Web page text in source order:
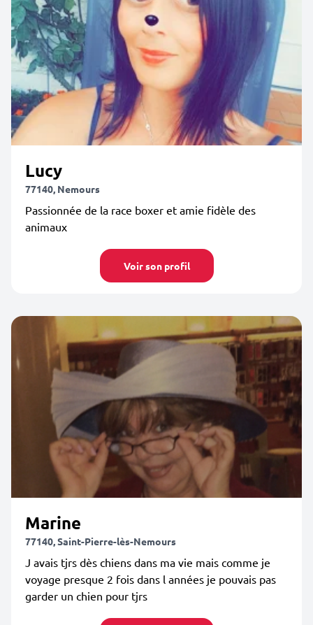
Lucy
77140, Nemours
Passionnée de la race boxer et amie fidèle des
animaux
Voir son profil
Marine
77140, Saint-Pierre-lès-Nemours
J avais tjrs dès chiens dans ma vie mais comme je
voyage presque 2 fois dans l années je pouvais pas
garder un chien pour tjrs